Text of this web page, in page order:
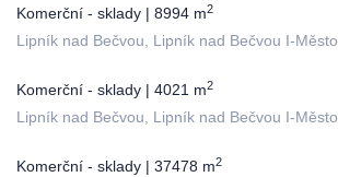
Komerční - sklady | 8994 m2
Lipník nad Bečvou, Lipník nad Bečvou I-Město
Komerční - sklady | 4021 m2
Lipník nad Bečvou, Lipník nad Bečvou I-Město
Komerční - sklady | 37478 m2